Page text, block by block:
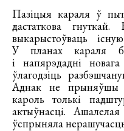
Пазіцыя караля ў
дастаткова
выкарыстоўваць
У планах караля
і напярэдадні
ўлагодзіць
Аднак не прыняўшы
кароль толькі
актыўнасці.
ўспрыняла